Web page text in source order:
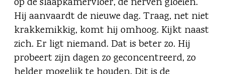
Hij aanvaardt de nieuwe dag. Traag, net niet
krakkemikkig, komt hij omhoog. Kijkt naast
zich. Er ligt niemand. Dat is beter zo. Hij
probeert zijn dagen zo geconcentreerd, zo